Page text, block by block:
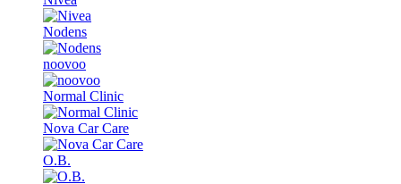
Nodens
noovoo
Normal Clinic
Nova Car Care
O.B.